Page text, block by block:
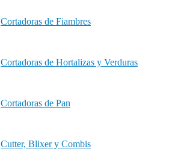
Cortadoras de Fiambres
Cortadoras de Hortalizas y Verduras
Cortadoras de Pan
Cutter, Blixer y Combis